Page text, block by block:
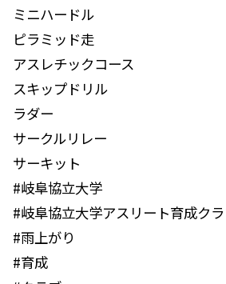
ミニハードル
ピラミッド走
アスレチックコース
スキップドリル
ラダー
サークルリレー
サーキット
#岐阜協立大学
#岐阜協立大学アスリート育成ク
#雨上がり
#育成